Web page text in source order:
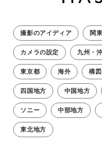
撮影のアイディア 関
カメラの設定 九州・
東京都 海外 構図
四国地方 中国地方
ソニー 中部地方
東北地方